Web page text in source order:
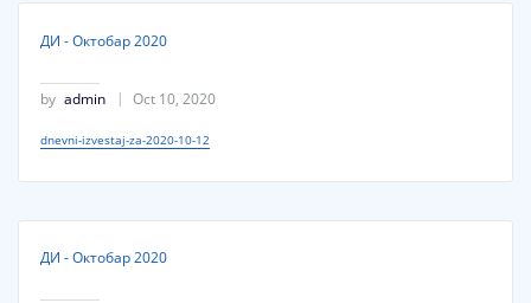
ДИ - Октобар 2020
by admin Oct 10, 2020
dnevni-izvestaj-za-2020-10-12
ДИ - Октобар 2020